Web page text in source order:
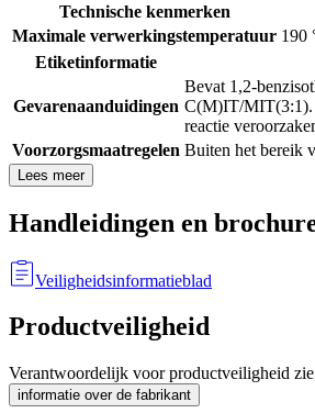
Technische kenmerken
Maximale verwerkingstemperatuur 190
Etiketinformatie
Gevarenaanduidingen
Bevat 1,2-
C(M)IT/MIT(3:1).
reactie
Voorzorgsmaatregelen Buiten het bereik
Lees meer
Handleidingen en
Veiligheidsinformatieblad
Productveiligheid
Verantwoordelijk voor productveiligheid zie
informatie over de fabrikant